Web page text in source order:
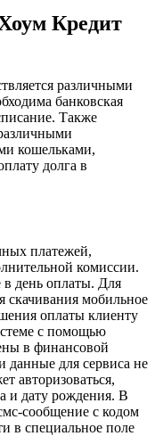
Кредит
различными
банковская
Также
кошельками,
долга в
платежей,
комиссии.
в день оплаты. Для
скачивания мобильное
оплаты клиенту
с помощью
в финансовой
для сервиса не
авторизоваться,
и дату рождения. В
сообщение с кодом
в специальное поле